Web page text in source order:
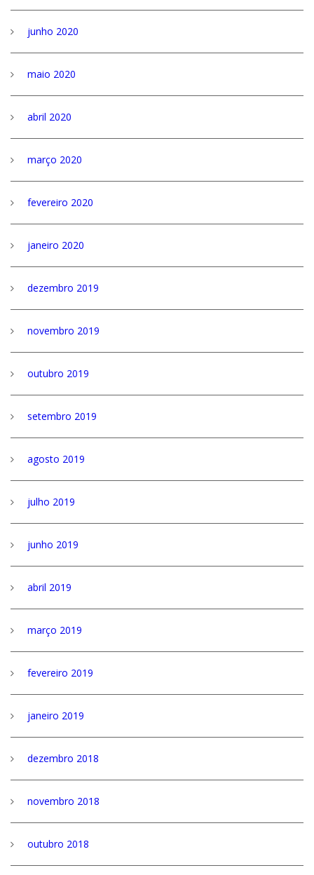
junho 2020
maio 2020
abril 2020
março 2020
fevereiro 2020
janeiro 2020
dezembro 2019
novembro 2019
outubro 2019
setembro 2019
agosto 2019
julho 2019
junho 2019
abril 2019
março 2019
fevereiro 2019
janeiro 2019
dezembro 2018
novembro 2018
outubro 2018